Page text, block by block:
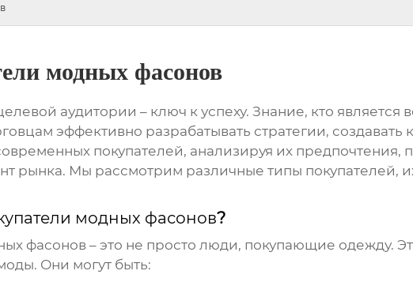
модных фасонов
аудитории – ключ к успеху. Знание, кто является
эффективно разрабатывать стратегии,
покупателей, анализируя их
рынка. Мы рассмотрим различные типы
модных фасонов?
фасонов– это не просто люди, покупающие одежду.
Они могут быть: